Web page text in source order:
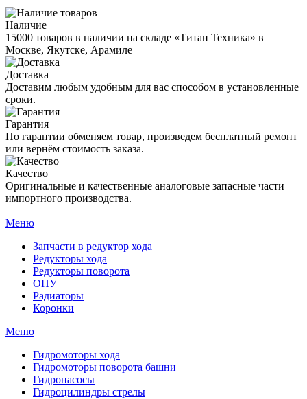
Наличие
15000 товаров в наличии на складе «Титан Техника» в
Москве, Якутске, Арамиле
Доставка
Доставим любым удобным для вас способом в установленные
сроки.
Гарантия
По гарантии обменяем товар, произведем бесплатный ремонт
или вернём стоимость заказа.
Качество
Оригинальные и качественные аналоговые запасные части
импортного производства.
Меню
Запчасти в редуктор хода
Редукторы хода
Редукторы поворота
ОПУ
Радиаторы
Коронки
Меню
Гидромоторы хода
Гидромоторы поворота башни
Гидронасосы
Гидроцилиндры стрелы